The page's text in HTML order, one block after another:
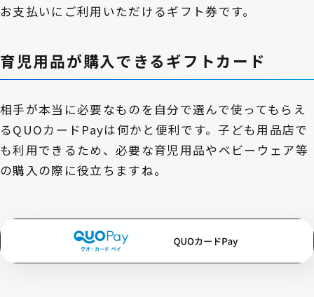
お支払いにご利用いただけるギフト券です。
育児用品が購入できるギフトカード
相手が本当に必要なものを自分で選んで使ってもらえ
るQUOカードPayは何かと便利です。子ども用品店で
も利用できるため、必要な育児用品やベビーウェア等
の購入の際に役立ちますね。